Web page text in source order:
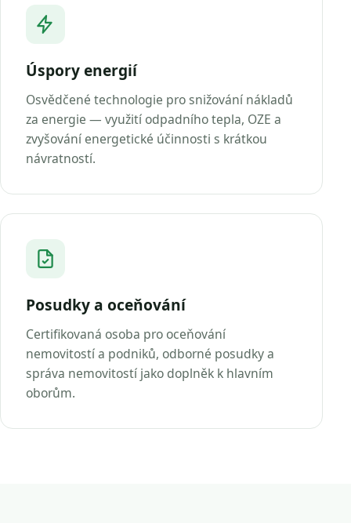
Úspory energií
Osvědčené technologie pro snižování nákladů
za energie — využití odpadního tepla, OZE a
zvyšování energetické účinnosti s krátkou
návratností.
Posudky a oceňování
Certifikovaná osoba pro oceňování
nemovitostí a podniků, odborné posudky a
správa nemovitostí jako doplněk k hlavním
oborům.